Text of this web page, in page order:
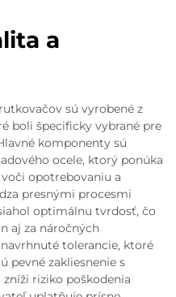
a
sú vyrobené z
boli špecificky vybrané pre
komponenty sú
ocele, ktorý ponúka
opotrebovaniu a
presnými procesmi
optimálnu tvrdosť, čo
aj za náročných
tolerancie, ktoré
pevné zakliesnenie s
riziko poškodenia